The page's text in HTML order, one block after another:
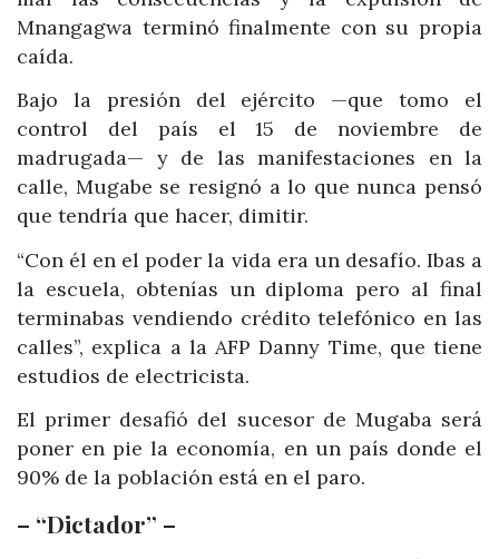
Mnangagwa terminó finalmente con su propia
caída.
Bajo la presión del ejército —que tomo el
control del país el 15 de noviembre de
madrugada— y de las manifestaciones en la
calle, Mugabe se resignó a lo que nunca pensó
que tendría que hacer, dimitir.
“Con él en el poder la vida era un desafío. Ibas a
la escuela, obtenías un diploma pero al final
terminabas vendiendo crédito telefónico en las
calles”, explica a la AFP Danny Time, que tiene
estudios de electricista.
El primer desafió del sucesor de Mugaba será
poner en pie la economía, en un país donde el
90% de la población está en el paro.
– “Dictador” –